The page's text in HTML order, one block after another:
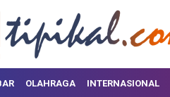
OLAHRAGA INTERNASIONAL